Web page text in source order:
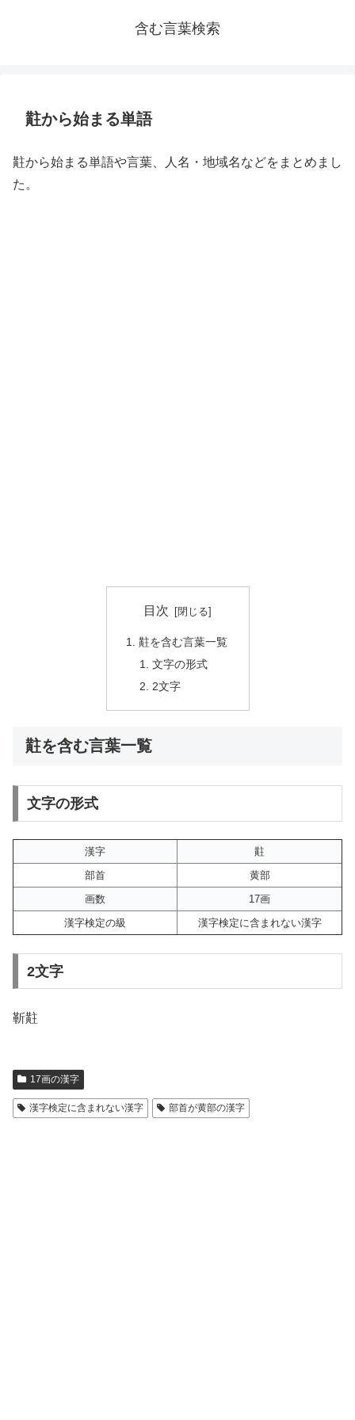
含む言葉検索
黈から始まる単語
黈から始まる単語や言葉、人名・地域名などをまとめまし
た。
目次
黈を含む言葉一覧
文字の形式
2文字
黈を含む言葉一覧
文字の形式
漢字
黈
部首
黄部
画数
17画
漢字検定の級
漢字検定に含まれない漢字
2文字
靳黈
17画の漢字
漢字検定に含まれない漢字 部首が黄部の漢字